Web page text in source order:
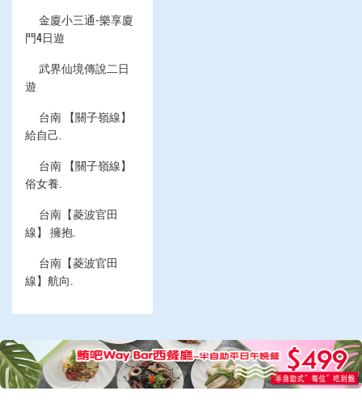
金廈小三通-樂享廈
門4日遊
武界仙境傳說二日
遊
台南 【關子嶺線】
給自己.
台南 【關子嶺線】
俗女養.
台南【菱波官田
線】 擁抱.
台南【菱波官田
線】航向.